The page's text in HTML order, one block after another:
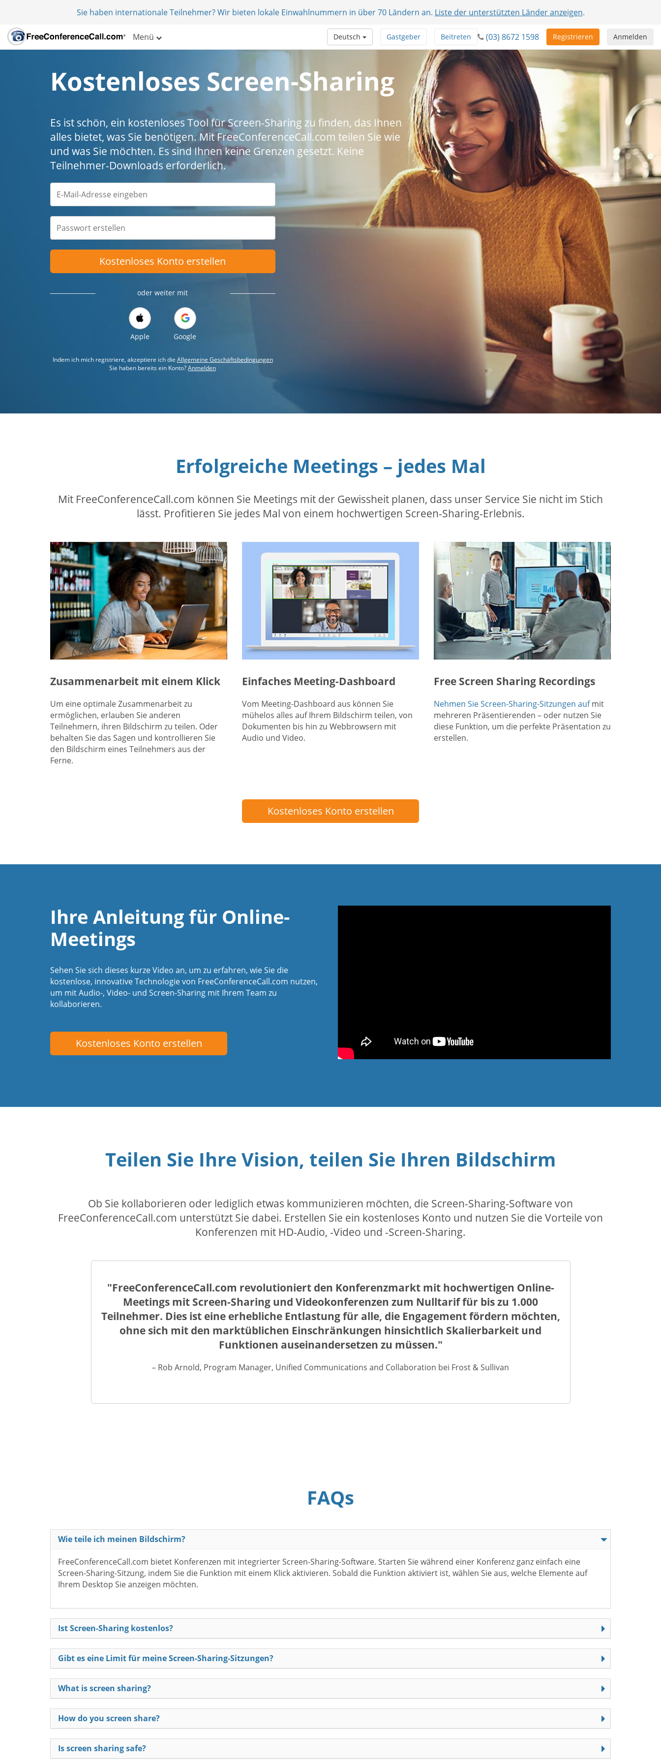
Sie haben internationale Teilnehmer? Wir bieten lokale Einwahlnummern in über 70 Ländern an. Liste der unterstützten Länder anzeigen.
Menü Anmelden
Registrieren
(03) 8672 1598
Beitreten
Gastgeber
Deutsch
Kostenloses Screen-Sharing
Es ist schön, ein kostenloses Tool für Screen-Sharing zu finden, das Ihnen
alles bietet, was Sie benötigen. Mit FreeConferenceCall.com teilen Sie wie
und was Sie möchten. Es sind Ihnen keine Grenzen gesetzt. Keine
Teilnehmer-Downloads erforderlich.
Kostenloses Konto erstellen
oder weiter mit
Apple Google
Indem ich mich registriere, akzeptiere ich die Allgemeine Geschäftsbedingungen
Sie haben bereits ein Konto?Anmelden
Erfolgreiche Meetings – jedes Mal
Mit FreeConferenceCall.com können Sie Meetings mit der Gewissheit planen, dass unser Service Sie nicht im Stich
lässt. Profitieren Sie jedes Mal von einem hochwertigen Screen-Sharing-Erlebnis.
Zusammenarbeit mit einem Klick
Um eine optimale Zusammenarbeit zu
ermöglichen, erlauben Sie anderen
Teilnehmern, ihren Bildschirm zu teilen. Oder
behalten Sie das Sagen und kontrollieren Sie
den Bildschirm eines Teilnehmers aus der
Ferne.
Einfaches Meeting-Dashboard
Vom Meeting-Dashboard aus können Sie
mühelos alles auf Ihrem Bildschirm teilen, von
Dokumenten bis hin zu Webbrowsern mit
Audio und Video.
Free Screen Sharing Recordings
Nehmen Sie Screen-Sharing-Sitzungen aufmit
mehreren Präsentierenden – oder nutzen Sie
diese Funktion, um die perfekte Präsentation zu
erstellen.
Kostenloses Konto erstellen
Ihre Anleitung für Online-
Meetings
Sehen Sie sich dieses kurze Video an, um zu erfahren, wie Sie die
kostenlose, innovative Technologie von FreeConferenceCall.com nutzen,
um mit Audio-, Video- und Screen-Sharing mit Ihrem Team zu
kollaborieren.
Kostenloses Konto erstellen
Teilen Sie Ihre Vision, teilen Sie Ihren Bildschirm
Ob Sie kollaborieren oder lediglich etwas kommunizieren möchten, die Screen-Sharing-Software von
FreeConferenceCall.com unterstützt Sie dabei. Erstellen Sie ein kostenloses Konto und nutzen Sie die Vorteile von
Konferenzen mit HD-Audio, -Video und -Screen-Sharing.
"FreeConferenceCall.com revolutioniert den Konferenzmarkt mit hochwertigen Online-
Meetings mit Screen-Sharing und Videokonferenzen zum Nulltarif für bis zu 1.000
Teilnehmer. Dies ist eine erhebliche Entlastung für alle, die Engagement fördern möchten,
ohne sich mit den marktüblichen Einschränkungen hinsichtlich Skalierbarkeit und
Funktionen auseinandersetzen zu müssen."
– Rob Arnold, Program Manager, Unified Communications and Collaboration bei Frost & Sullivan
FAQs
Wie teile ich meinen Bildschirm?
FreeConferenceCall.com bietet Konferenzen mit integrierter Screen-Sharing-Software. Starten Sie während einer Konferenz ganz einfach eine
Screen-Sharing-Sitzung, indem Sie die Funktion mit einem Klick aktivieren. Sobald die Funktion aktiviert ist, wählen Sie aus, welche Elemente auf
Ihrem Desktop Sie anzeigen möchten.
Ist Screen-Sharing kostenlos?
Gibt es eine Limit für meine Screen-Sharing-Sitzungen?
What is screen sharing?
How do you screen share?
Is screen sharing safe?